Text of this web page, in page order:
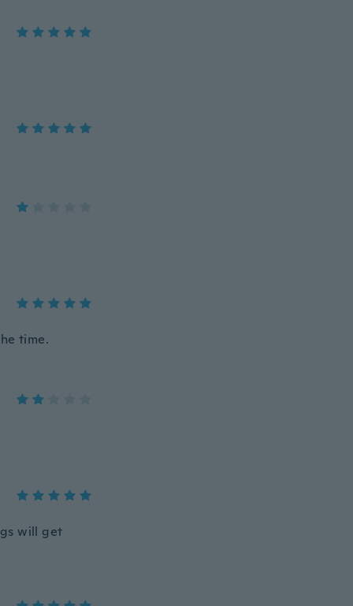
time.
will get